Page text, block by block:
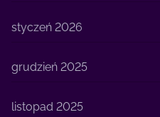
styczeń 2026
grudzień 2025
listopad 2025